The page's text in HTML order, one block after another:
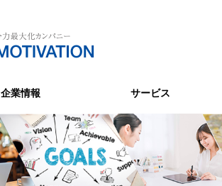
企業情報 サービス